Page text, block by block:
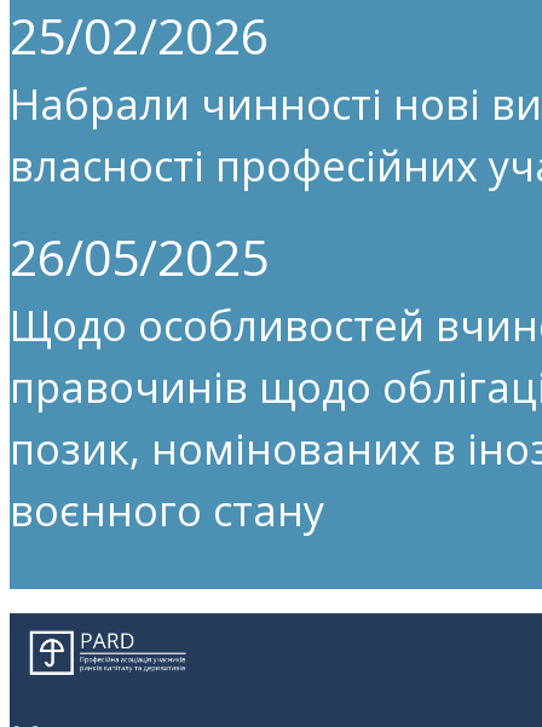
25/02/2026
Набрали чинності нові
власності професійних
26/05/2025
Щодо особливостей
правочинів щодо
позик, номінованих в
воєнного стану